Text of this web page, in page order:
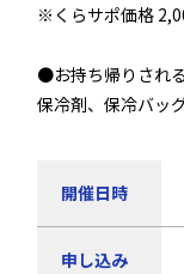
※くらサポ価格
●お持ち帰りされ
保冷剤、保冷バッ
開催日時
申し込み